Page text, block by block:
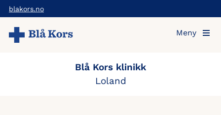
Hopp
til
hovedinnholdet
blakors.no
Meny
Blå Kors klinikk
Loland